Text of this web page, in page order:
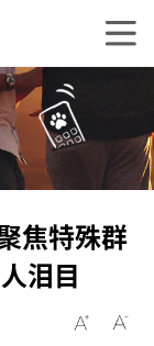
焦特殊群
泪目